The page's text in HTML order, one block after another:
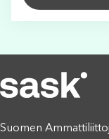
Suomen